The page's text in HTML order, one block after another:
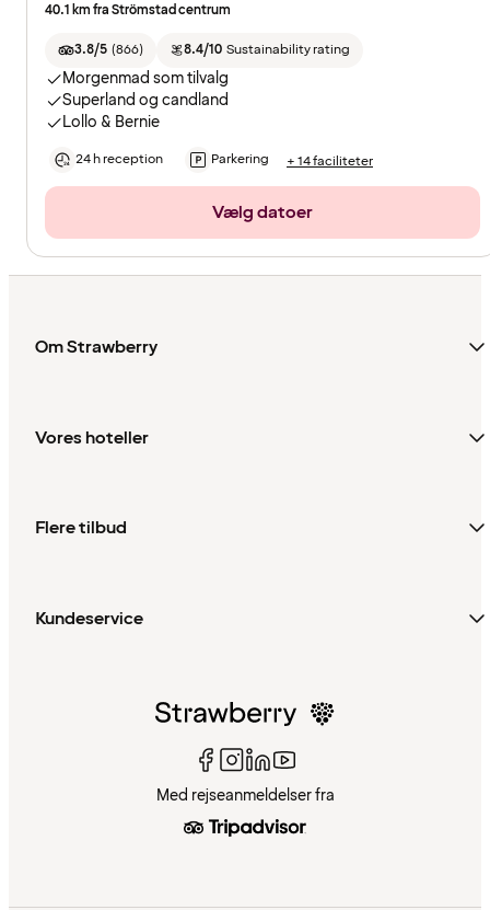
40.1 km fra Strömstad centrum
3.8/5 (866) 8.4/10 Sustainability rating
Morgenmad som tilvalg
Superland og candland
Lollo & Bernie
24 h reception Parkering + 14 faciliteter
Vælg datoer
Om Strawberry
Vores hoteller
Flere tilbud
Kundeservice
Med rejseanmeldelser fra